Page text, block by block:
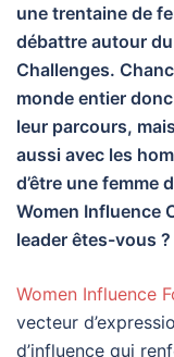
une trentaine de
débattre autour
Challenges.
monde entier
leur parcours,
aussi avec les
d’être une femme
Women Influence
leader êtes-vous ?
Women Influence
vecteur
d’influence qui